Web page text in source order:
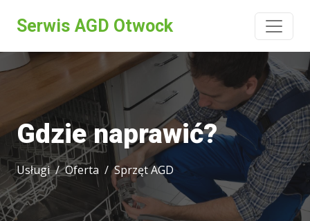
Serwis AGD Otwock
Gdzie naprawić?
Usługi Oferta Sprzęt AGD